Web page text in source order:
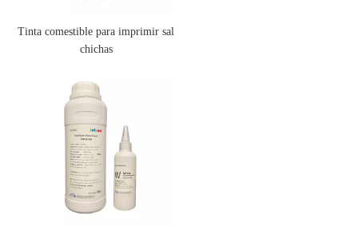
Tinta comestible para imprimir sal
chichas